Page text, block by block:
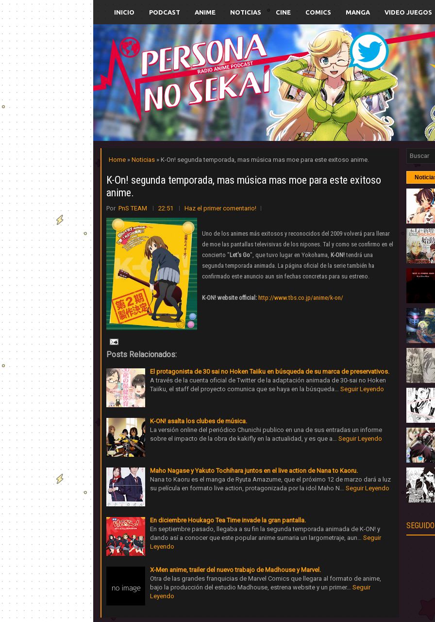
INICIO PODCAST ANIME NOTICIAS CINE COMICS MANGA VIDEO JUEGOS
Home » Noticias » K-On! segunda temporada, mas música mas moe para este exitoso anime.
K-On! segunda temporada, mas música mas moe para este exitoso
anime.
Por PnS TEAM 22:51 Haz el primer comentario!
Uno de los animes más exitosos y reconocidos del 2009 volverá para llenar
de moe las pantallas televisivas de los nipones. Tal y como se confirmo en el
concierto "Let's Go", que tuvo lugar en Yokohama, K-ON!tendrá una
segunda temporada animada. La página oficial de la serie también ha
confirmado este anuncio aun sin fechas concretas para su estreno.
K-ON! website official: http://www.tbs.co.jp/anime/k-on/
Posts Relacionados:
El protagonista de 30 sai no Hoken Taiiku en búsqueda de su marca de preservativos.
A través de la cuenta oficial de Twitter de la adaptación animada de 30-sai no Hoken
Taiiku, el staff del proyecto comunica que se haya en la búsqueda… Seguir Leyendo
K-ON! asalta los clubes de música.
La versión online del periódico Chunichi publico en una de sus entradas un informe
sobre el impacto de la obra de kakifly en la actualidad, y es que a… Seguir Leyendo
Maho Nagase y Yakuto Tochihara juntos en el live action de Nana to Kaoru.
Nana to Kaoru es el manga de Ryuta Amazume, que el próximo 12 de marzo dará a luz
su película en formato live action, protagonizada por la idol Maho N… Seguir Leyendo
En diciembre Houkago Tea Time invade la gran pantalla.
En septiembre pasado, llegaba a su fin la segunda temporada animada de K-ON! y
dando así a conocer que este popular anime sumaria un largometraje, aun… Seguir
Leyendo
X-Men anime, trailer del nuevo trabajo de Madhouse y Marvel.
Otra de las grandes franquicias de Marvel Comics que llegara al formato de anime,
bajo la producción del estudio Madhouse, estrena website y un primer… Seguir
Leyendo